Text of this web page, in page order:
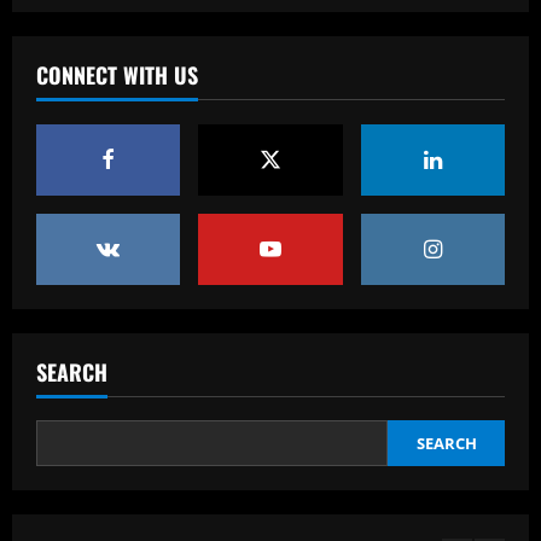
CONNECT WITH US
SEARCH
SEARCH
'We are counting on him' – Carlo
promised key role under new Selecao
Baccarat
'I want to stay' – Ange Postecoglou
Leeds plotting bid to sign 23-goal star
who’d thrive with Summerville
12/09/2025